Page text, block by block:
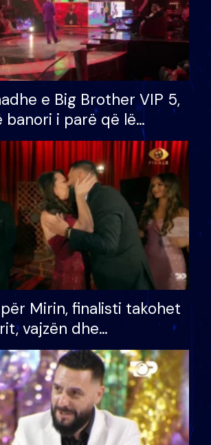
e Big Brother VIP 5,
banori i parë që lë
humb mundësinë për
e madh
Mirin, finalisti takohet
vajzën dhe
S’kemi ndonjë letër
jo?